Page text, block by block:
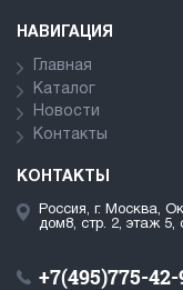
НАВИГАЦИЯ
Главная
Каталог
Новости
Контакты
КОНТАКТЫ
Россия, г. Москва,
дом8, стр. 2, этаж 5,
+7(495)775-42-